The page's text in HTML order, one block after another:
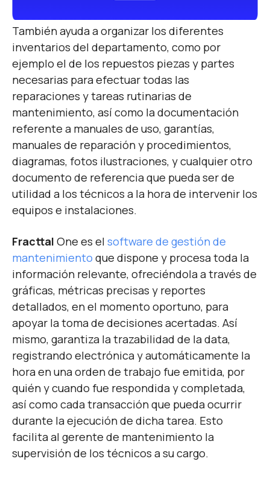
También ayuda a organizar los diferentes
inventarios del departamento, como por
ejemplo el de los repuestos piezas y partes
necesarias para efectuar todas las
reparaciones y tareas rutinarias de
mantenimiento, así como la documentación
referente a manuales de uso, garantías,
manuales de reparación y procedimientos,
diagramas, fotos ilustraciones, y cualquier otro
documento de referencia que pueda ser de
utilidad a los técnicos a la hora de intervenir los
equipos e instalaciones.
Fracttal One es el software de gestión de
mantenimiento que dispone y procesa toda la
información relevante, ofreciéndola a través de
gráficas, métricas precisas y reportes
detallados, en el momento oportuno, para
apoyar la toma de decisiones acertadas. Así
mismo, garantiza la trazabilidad de la data,
registrando electrónica y automáticamente la
hora en una orden de trabajo fue emitida, por
quién y cuando fue respondida y completada,
así como cada transacción que pueda ocurrir
durante la ejecución de dicha tarea. Esto
facilita al gerente de mantenimiento la
supervisión de los técnicos a su cargo.